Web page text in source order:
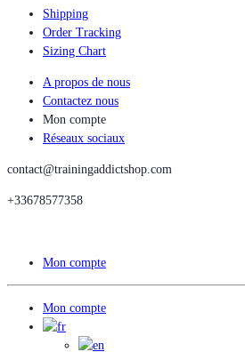
Shipping
Order Tracking
Sizing Chart
A propos de nous
Contactez nous
Mon compte
Réseaux sociaux
contact@trainingaddictshop.com
+33678577358
Mon compte
Mon compte